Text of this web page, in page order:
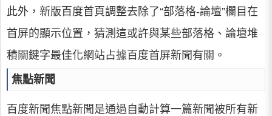
此外，新版百度首頁調整去除了“部落格-論壇”欄目在
首屏的顯示位置，猜測這或許與某些部落格、論壇堆
積關鍵字最佳化網站占據百度首屏新聞有關。
焦點新聞
百度新聞焦點新聞是通過自動計算一篇新聞被所有新